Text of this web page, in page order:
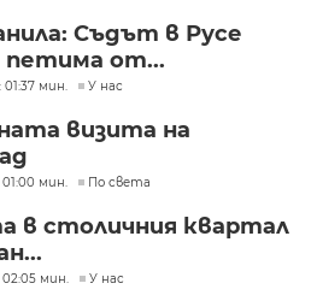
Съдът в Русе
петима от...
мин. У нас
визита на
мин. По света
в столичния квартал
мин. У нас